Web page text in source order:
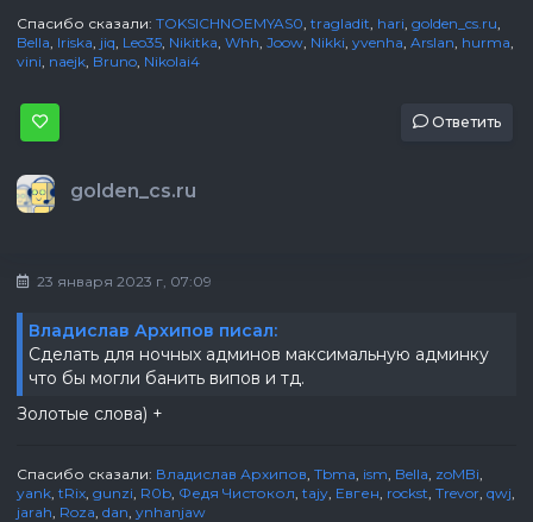
Спасибо сказали: TOKSICHNOEMYAS0, tragladit, hari, golden_cs.ru,
Bella, Iriska, jiq, Leo35, Nikitka, Whh, Joow, Nikki, yvenha, Arslan, hurma,
vini, naejk, Bruno, Nikolai4
Ответить
golden_cs.ru
23 января 2023 г, 07:09
Владислав Архипов писал:
Сделать для ночных админов максимальную админку
что бы могли банить випов и тд.
Золотые слова) +
Спасибо сказали: Владислав Архипов, Tbma, ism, Bella, zoMBi,
yank, tRix, gunzi, R0b, Федя Чистокол, tajy, Евген, rockst, Trevor, qwj,
jarah, Roza, dan, ynhanjaw